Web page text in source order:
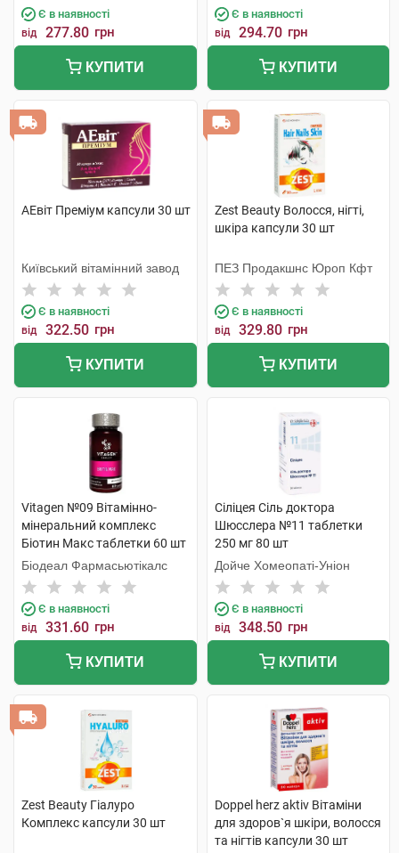
Є в наявності
від 277.80 грн
КУПИТИ
Є в наявності
від 294.70 грн
КУПИТИ
АЕвіт Преміум капсули 30 шт
Київський вітамінний завод
Є в наявності
від 322.50 грн
КУПИТИ
Zest Beauty Волосся, нігті,
шкіра капсули 30 шт
ПЕЗ Продакшнс Юроп Кфт
Є в наявності
від 329.80 грн
КУПИТИ
Vitagen №09 Вітамінно-
мінеральний комплекс
Біотин Макс таблетки 60 шт
Біодеал Фармасьютікалс
Є в наявності
від 331.60 грн
КУПИТИ
Сiлiцея Сіль доктора
Шюсслера №11 таблетки
250 мг 80 шт
Дойче Хомеопаті-Уніон
Є в наявності
від 348.50 грн
КУПИТИ
Zest Beauty Гіалуро
Комплекс капсули 30 шт
Doppel herz aktiv Вітаміни
для здоров`я шкіри, волосся
та нігтів капсули 30 шт